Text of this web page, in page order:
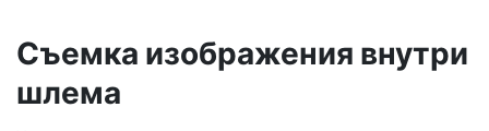
Съемка изображения внутри
шлема